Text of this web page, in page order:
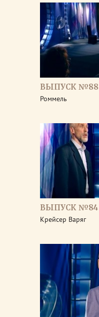
ВЫПУСК №88
Роммель
ВЫПУСК №84
Крейсер Варяг